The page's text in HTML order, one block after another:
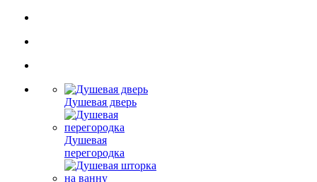
Душевая дверь
Душевая
перегородка